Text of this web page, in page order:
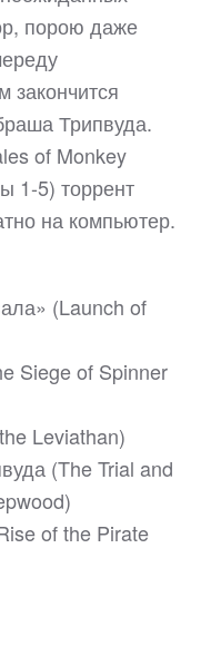
порою даже
закончится
Трипвуда.
of Monkey
1-5) торрент
на компьютер.
(Launch of
Siege of Spinner
Leviathan)
(The Trial and
of the Pirate